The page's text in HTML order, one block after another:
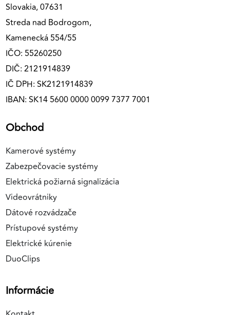
Slovakia, 07631
Streda nad Bodrogom,
Kamenecká 554/55
IČO: 55260250
DIČ: 2121914839
IČ DPH: SK2121914839
IBAN: SK14 5600 0000 0099 7377 7001
Obchod
Kamerové systémy
Zabezpečovacie systémy
Elektrická požiarná signalizácia
Videovrátniky
Dátové rozvádzače
Prístupové systémy
Elektrické kúrenie
DuoClips
Informácie